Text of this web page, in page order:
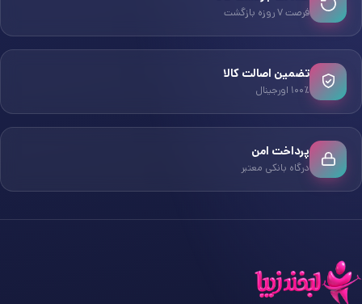
فرصت ۷ روزه بازگشت
تضمین اصالت کالا
۱۰۰٪ اورجینال
پرداخت امن
درگاه بانکی معتبر